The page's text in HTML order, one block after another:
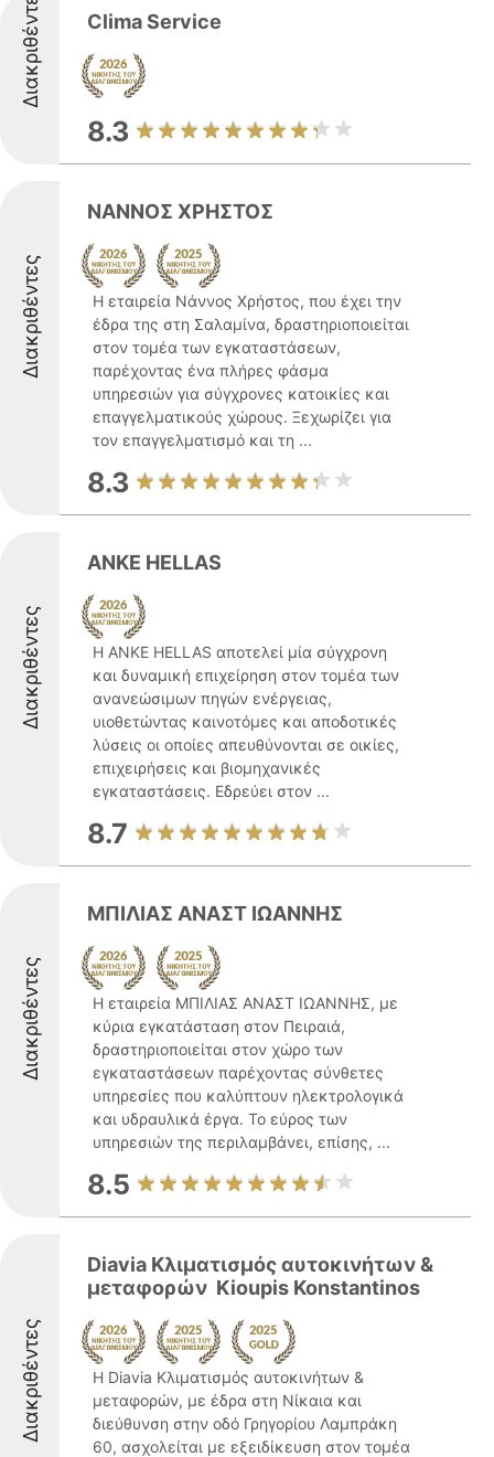
Διακριθέντες Clima Service
8.3
Διακριθέντες
ΝΑΝΝΟΣ ΧΡΗΣΤΟΣ
Η εταιρεία Νάννος Χρήστος, που έχει την
έδρα της στη Σαλαμίνα, δραστηριοποιείται
στον τομέα των εγκαταστάσεων,
παρέχοντας ένα πλήρες φάσμα
υπηρεσιών για σύγχρονες κατοικίες και
επαγγελματικούς χώρους. Ξεχωρίζει για
τον επαγγελματισμό και τη ...
8.3
Διακριθέντες
ANKE HELLAS
Η ANKE HELLAS αποτελεί μία σύγχρονη
και δυναμική επιχείρηση στον τομέα των
ανανεώσιμων πηγών ενέργειας,
υιοθετώντας καινοτόμες και αποδοτικές
λύσεις οι οποίες απευθύνονται σε οικίες,
επιχειρήσεις και βιομηχανικές
εγκαταστάσεις. Εδρεύει στον ...
8.7
Διακριθέντες
ΜΠΙΛΙΑΣ ΑΝΑΣΤ ΙΩΑΝΝΗΣ
Η εταιρεία ΜΠΙΛΙΑΣ ΑΝΑΣΤ ΙΩΑΝΝΗΣ, με
κύρια εγκατάσταση στον Πειραιά,
δραστηριοποιείται στον χώρο των
εγκαταστάσεων παρέχοντας σύνθετες
υπηρεσίες που καλύπτουν ηλεκτρολογικά
και υδραυλικά έργα. Το εύρος των
υπηρεσιών της περιλαμβάνει, επίσης, ...
8.5
Διακριθέντες
Diavia Κλιματισμός αυτοκινήτων &
μεταφορών ️ Kioupis Konstantinos
Η Diavia Κλιματισμός αυτοκινήτων &
μεταφορών, με έδρα στη Νίκαια και
διεύθυνση στην οδό Γρηγορίου Λαμπράκη
60, ασχολείται με εξειδίκευση στον τομέα